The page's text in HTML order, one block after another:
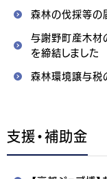
森林の伐採等の
与謝野町産木材
を締結しました
森林環境譲与税
支援・補助金